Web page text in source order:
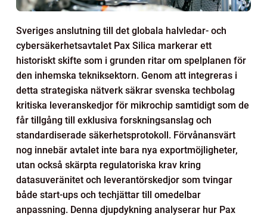
Sveriges anslutning till det globala halvledar- och
cybersäkerhetsavtalet Pax Silica markerar ett
historiskt skifte som i grunden ritar om spelplanen för
den inhemska tekniksektorn. Genom att integreras i
detta strategiska nätverk säkrar svenska techbolag
kritiska leveranskedjor för mikrochip samtidigt som de
får tillgång till exklusiva forskningsanslag och
standardiserade säkerhetsprotokoll. Förvånansvärt
nog innebär avtalet inte bara nya exportmöjligheter,
utan också skärpta regulatoriska krav kring
datasuveränitet och leverantörskedjor som tvingar
både start-ups och techjättar till omedelbar
anpassning. Denna djupdykning analyserar hur Pax